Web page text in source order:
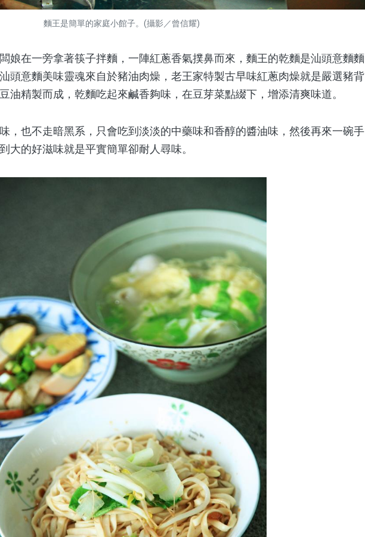
麵王是簡單的家庭小館子。(攝影／曾信耀)
在一旁拿著筷子拌麵，一陣紅蔥香氣撲鼻而來，麵王的乾麵是汕頭意麵麵
頭意麵美味靈魂來自於豬油肉燥，老王家特製古早味紅蔥肉燥就是嚴選豬背
油精製而成，乾麵吃起來鹹香夠味，在豆芽菜點綴下，增添清爽味道。
也不走暗黑系，只會吃到淡淡的中藥味和香醇的醬油味，然後再來一碗手
大的好滋味就是平實簡單卻耐人尋味。